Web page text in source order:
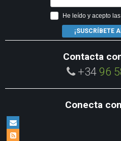
He leído y acepto las
¡SUSCRÍBETE
Contacta
+34 96
Conecta